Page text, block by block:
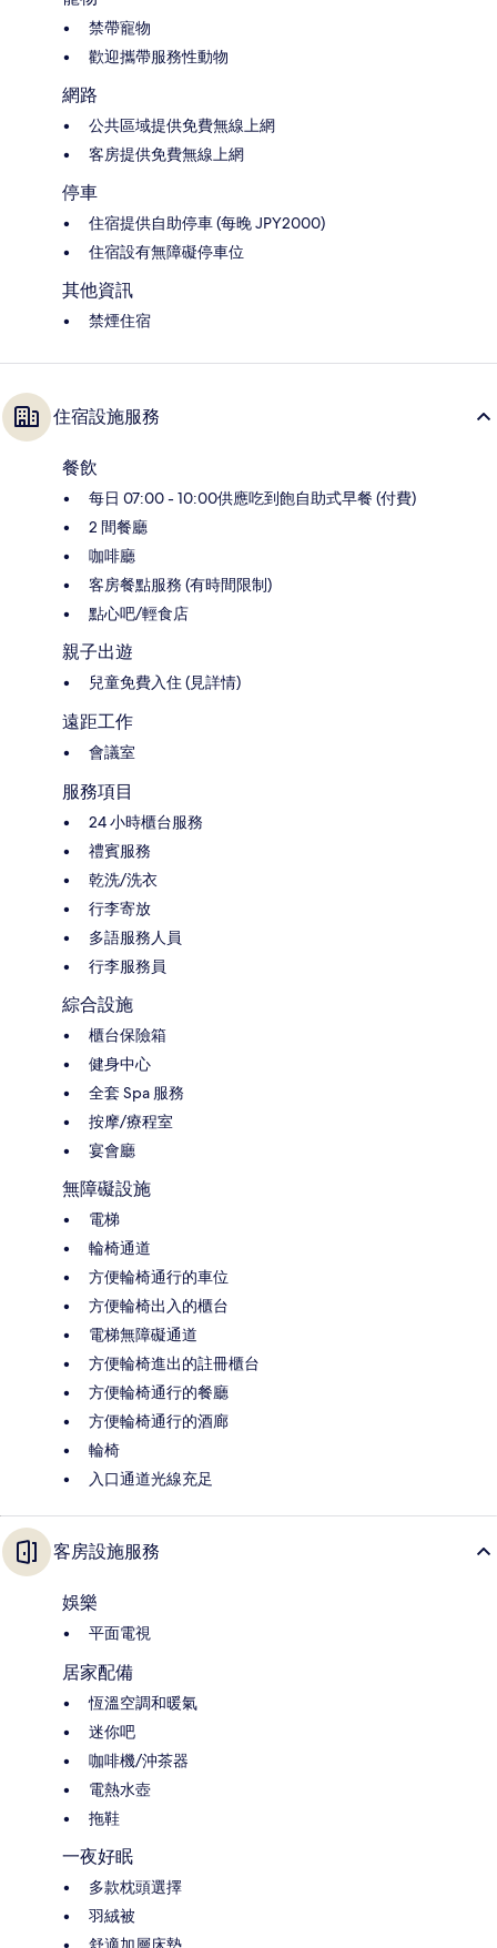
禁帶寵物
歡迎攜帶服務性動物
網路
公共區域提供免費無線上網
客房提供免費無線上網
停車
住宿提供自助停車 (每晚 JPY2000)
住宿設有無障礙停車位
其他資訊
禁煙住宿
住宿設施服務
餐飲
每日 07:00 - 10:00供應吃到飽自助式早餐 (付費)
2 間餐廳
咖啡廳
客房餐點服務 (有時間限制)
點心吧/輕食店
親子出遊
兒童免費入住 (見詳情)
遠距工作
會議室
服務項目
24 小時櫃台服務
禮賓服務
乾洗/洗衣
行李寄放
多語服務人員
行李服務員
綜合設施
櫃台保險箱
健身中心
全套 Spa 服務
按摩/療程室
宴會廳
無障礙設施
電梯
輪椅通道
方便輪椅通行的車位
方便輪椅出入的櫃台
電梯無障礙通道
方便輪椅進出的註冊櫃台
方便輪椅通行的餐廳
方便輪椅通行的酒廊
輪椅
入口通道光線充足
客房設施服務
娛樂
平面電視
居家配備
恆溫空調和暖氣
迷你吧
咖啡機/沖茶器
電熱水壺
拖鞋
一夜好眠
多款枕頭選擇
羽絨被